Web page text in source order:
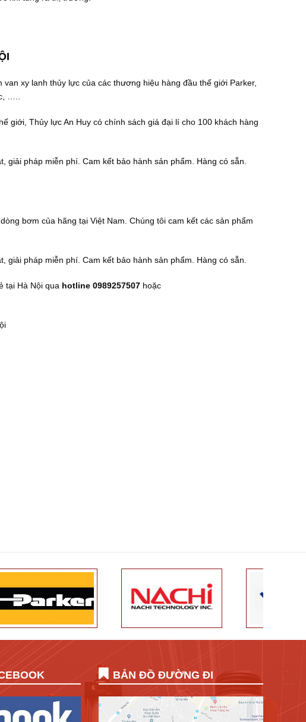
xy lanh thủy lực của các thương hiệu hàng đầu thế giới Parker,
…..
giới, Thủy lực An Huy có chính sách giá đại lí cho 100 khách hàng
pháp miễn phí. Cam kết bảo hành sản phẩm. Hàng có sẵn.
bơm của hãng tại Việt Nam. Chúng tôi cam kết các sản phẩm
pháp miễn phí. Cam kết bảo hành sản phẩm. Hàng có sẵn.
tại Hà Nội qua hotline 0989257507 hoặc
BẢN ĐỒ ĐƯỜNG ĐI